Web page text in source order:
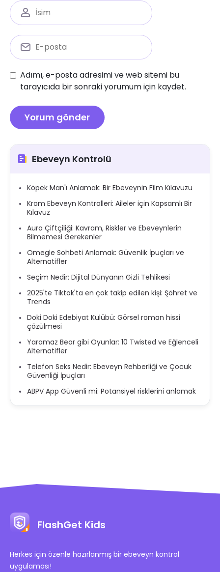
Adımı, e-posta adresimi ve web sitemi bu
tarayıcıda bir sonraki yorumum için kaydet.
Ebeveyn Kontrolü
Köpek Man'ı Anlamak: Bir Ebeveynin Film Kılavuzu
Krom Ebeveyn Kontrolleri: Aileler için Kapsamlı Bir
Kılavuz
Aura Çiftçiliği: Kavram, Riskler ve Ebeveynlerin
Bilmemesi Gerekenler
Omegle Sohbeti Anlamak: Güvenlik İpuçları ve
Alternatifler
Seçim Nedir: Dijital Dünyanın Gizli Tehlikesi
2025'te Tiktok'ta en çok takip edilen kişi: Şöhret ve
Trends
Doki Doki Edebiyat Kulübü: Görsel roman hissi
çözülmesi
Yaramaz Bear gibi Oyunlar: 10 Twisted ve Eğlenceli
Alternatifler
Telefon Seks Nedir: Ebeveyn Rehberliği ve Çocuk
Güvenliği İpuçları
ABPV App Güvenli mi: Potansiyel risklerini anlamak
FlashGet Kids
Herkes için özenle hazırlanmış bir ebeveyn kontrol
uygulaması!